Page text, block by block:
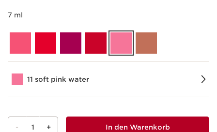
7 ml
11 soft pink water
- 1 + In den Warenkorb